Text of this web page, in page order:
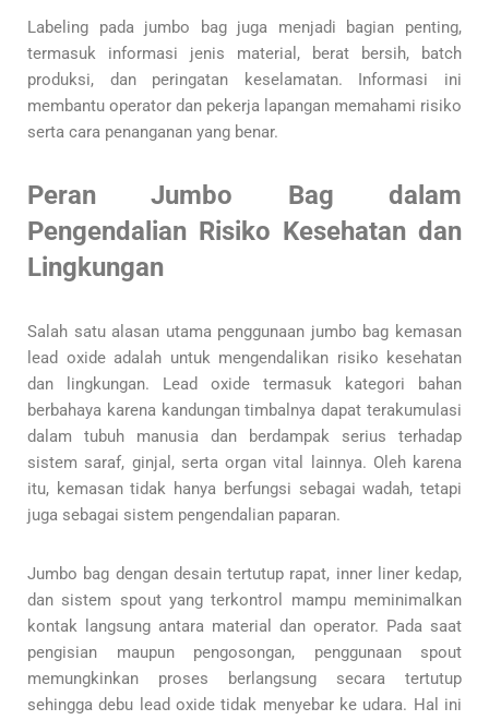
Labeling pada jumbo bag juga menjadi bagian penting,
termasuk informasi jenis material, berat bersih, batch
produksi, dan peringatan keselamatan. Informasi ini
membantu operator dan pekerja lapangan memahami risiko
serta cara penanganan yang benar.
Peran Jumbo Bag dalam
Pengendalian Risiko Kesehatan dan
Lingkungan
Salah satu alasan utama penggunaan jumbo bag kemasan
lead oxide adalah untuk mengendalikan risiko kesehatan
dan lingkungan. Lead oxide termasuk kategori bahan
berbahaya karena kandungan timbalnya dapat terakumulasi
dalam tubuh manusia dan berdampak serius terhadap
sistem saraf, ginjal, serta organ vital lainnya. Oleh karena
itu, kemasan tidak hanya berfungsi sebagai wadah, tetapi
juga sebagai sistem pengendalian paparan.
Jumbo bag dengan desain tertutup rapat, inner liner kedap,
dan sistem spout yang terkontrol mampu meminimalkan
kontak langsung antara material dan operator. Pada saat
pengisian maupun pengosongan, penggunaan spout
memungkinkan proses berlangsung secara tertutup
sehingga debu lead oxide tidak menyebar ke udara. Hal ini